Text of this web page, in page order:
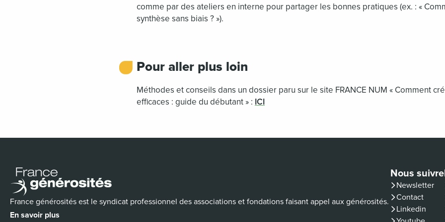
comme par des ateliers en interne pour partager les bonnes pratiques (ex. : «
synthèse sans biais ? »).
Pour aller plus loin
Méthodes et conseils dans un dossier paru sur le site FRANCE NUM « Comment
efficaces : guide du débutant » : ICI
France générosités est le syndicat professionnel des associations et fondations faisant appel aux générosités.
En savoir plus
Nous suivre
Newsletter
Contact
Linkedin
(nouvelle